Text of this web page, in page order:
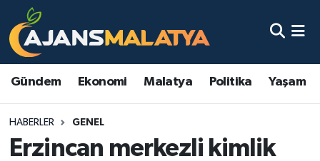
Gündem Ekonomi Malatya Politika Yaşam
HABERLER GENEL
Erzincan merkezli kimlik
Asayiş
Eğitim
Malatya Nöbetçi Eczaneler
Malatya Namaz Vakitleri